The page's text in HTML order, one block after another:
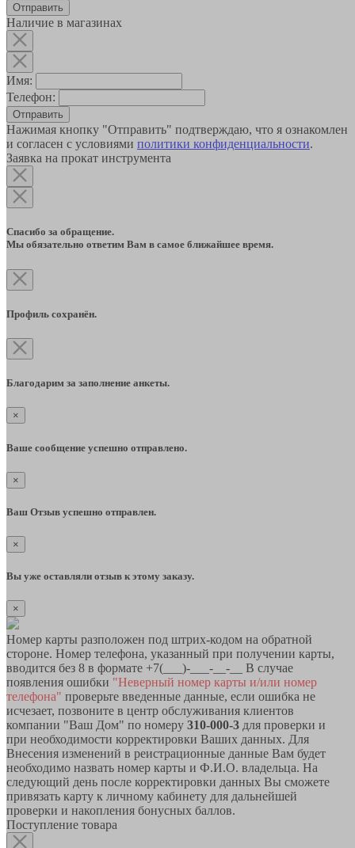
Наличие в магазинах
Имя:
Телефон:
Отправить
Нажимая кнопку "Отправить" подтверждаю, что я ознакомлен
и согласен с условиями политики конфиденциальности.
Заявка на прокат инструмента
Спасибо за обращение.
Мы обязательно ответим Вам в самое ближайшее время.
Профиль сохранён.
Благодарим за заполнение анкеты.
×
Ваше сообщение успешно отправлено.
×
Ваш Отзыв успешно отправлен.
×
Вы уже оставляли отзыв к этому заказу.
×
Номер карты разположен под штрих-кодом на обратной
стороне. Номер телефона, указанный при получении карты,
вводится без 8 в формате +7(___)-___-__-__ В случае
появления ошибки "Неверный номер карты и/или номер
телефона" проверьте введенные данные, если ошибка не
исчезает, позвоните в центр обслуживания клиентов
компании "Ваш Дом" по номеру 310-000-3 для проверки и
при необходимости корректировки Ваших данных. Для
Внесения изменений в реистрационные данные Вам будет
необходимо назвать номер карты и Ф.И.О. владельца. На
следующий день после корректировки данных Вы сможете
привязать карту к личному кабинету для дальнейшей
проверки и накопления бонусных баллов.
Поступление товара